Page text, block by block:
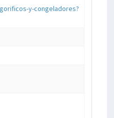
y-congeladores?